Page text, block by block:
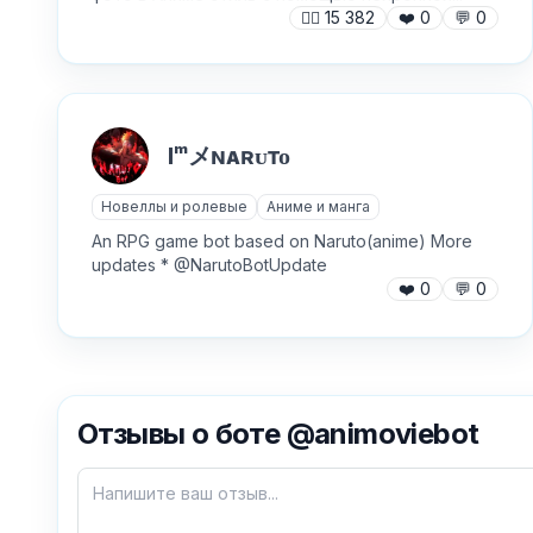
🙍‍♂️ 15 382 ❤️ 0 💬 0
Iᵐメɴᴀʀᴜᴛᴏ
Новеллы и ролевые Аниме и манга
An RPG game bot based on Naruto(anime) More
updates * @NarutoBotUpdate
❤️ 0 💬 0
Отзывы о боте @animoviebot